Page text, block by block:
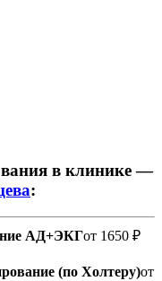
в клинике —
:
АД+ЭКГот 1650 ₽
(по Холтеру)от